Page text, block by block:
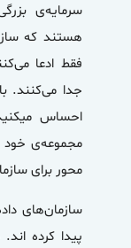
سرمایه‌ی
هستند که
فقط ادعا
جدا می‌کنند.
احساس
مجموعه‌ی خود
محور برای
سازمان‌های
پیدا کرده